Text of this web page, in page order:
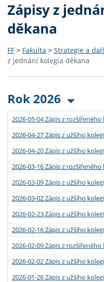
Zápisy z
děkana
FF > Fakulta > Strategie a
z jednání kolegia děkana
Rok 2026
2026-05-04 Zápis z
2026-04-27 Zápis z užšího
2026-04-20 Zápis z užšího
2026-03-16 Zápis z
2026-03-09 Zápis z užšího
2026-03-02 Zápis z užšího
2026-02-23 Zápis z užšího
2026-02-16 Zápis z užšího
2026-02-09 Zápis z
2026-02-02 Zápis z užšího
2026-01-26 Zápis z užšího